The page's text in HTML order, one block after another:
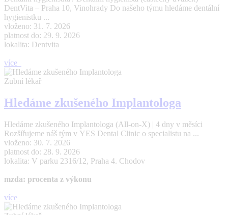
DentVita – Praha 10, Vinohrady Do našeho týmu hledáme dentální
hygienistku ...
vloženo: 31. 7. 2026
platnost do: 29. 9. 2026
lokalita: Dentvita
více
Zubní lékař
Hledáme zkušeného Implantologa
Hledáme zkušeného Implantologa (All-on-X) | 4 dny v měsíci
Rozšiřujeme náš tým v YES Dental Clinic o specialistu na ...
vloženo: 30. 7. 2026
platnost do: 28. 9. 2026
lokalita: V parku 2316/12, Praha 4. Chodov
mzda: procenta z výkonu
více